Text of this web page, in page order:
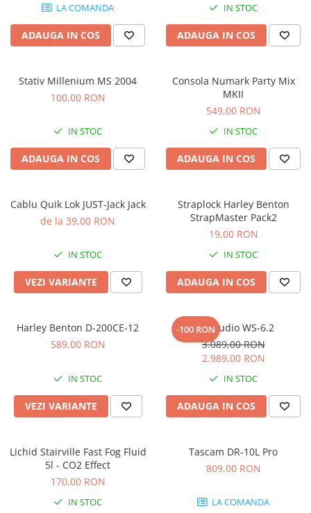
Microfoane
Accesorii de microfoane
Microfoane de broadcast
Microfoane de instrumente
Microfoane de studio
Microfoane de Suprafata
Microfoane lavaliera si headset
Microfoane podcast, USB, iOS /
Microfoane pt Camere Video
Microfoane pt instalatii si
conferinta
Microfoane stereo
Microfoane Suspendabile
Stative de microfon
Studio si inregistrari
Accesorii de microfoane
Accesorii echipamente de studio
Clape MIDI
LA COMANDA
ADAUGA IN COS
IN STOC
ADAUGA IN COS
Stativ Millenium MS 2004
100,00 RON
IN STOC
ADAUGA IN COS
Consola Numark Party Mix
MKII
549,00 RON
IN STOC
ADAUGA IN COS
Cablu Quik Lok JUST-Jack Jack
de la 39,00 RON
IN STOC
VEZI VARIANTE
Straplock Harley Benton
StrapMaster Pack2
19,00 RON
IN STOC
ADAUGA IN COS
Harley Benton D-200CE-12
589,00 RON
IN STOC
VEZI VARIANTE
-100 RON
Kali Audio WS-6.2
3.089,00 RON
2.989,00 RON
IN STOC
ADAUGA IN COS
Lichid Stairville Fast Fog Fluid
5l - CO2 Effect
170,00 RON
IN STOC
Tascam DR-10L Pro
809,00 RON
LA COMANDA